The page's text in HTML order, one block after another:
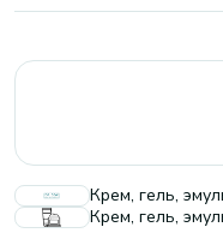
Крем, гель,
Крем, гель,